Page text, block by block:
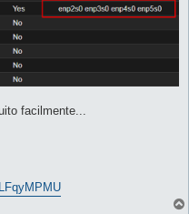
facilmente...